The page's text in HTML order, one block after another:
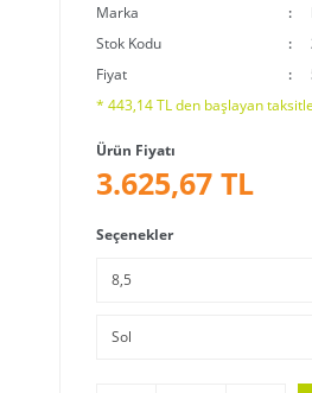
Marka
Stok Kodu
Fiyat
* 443,14 TL den başlayan
Ürün Fiyatı
3.625,67 TL
Seçenekler